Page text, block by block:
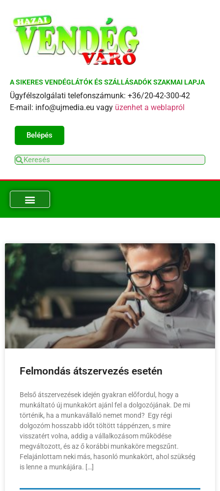
A SIKERES VENDÉGLÁTÓK ÉS SZÁLLÁSADÓK SZAKMAI LAPJA
Ügyfélszolgálati telefonszámunk: +36/20-42-300-42
E-mail: info@ujmedia.eu vagy üzenhet a weblapról
Belépés
Felmondás átszervezés esetén
Belső átszervezések idején gyakran előfordul, hogy a
munkáltató új munkakört ajánl fel a dolgozójának. De mi
történik, ha a munkavállaló nemet mond? Egy régi
dolgozóm hosszabb időt töltött táppénzen, s mire
visszatért volna, addig a vállalkozásom működése
megváltozott, és az ő korábbi munkaköre megszűnt.
Felajánlottam neki más, hasonló munkakört, ahol szükség
is lenne a munkájára. […]